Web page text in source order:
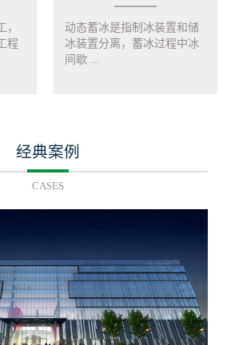
，
程
动态蓄冰是指制冰装置和储
冰装置分离，蓄冰过程中冰
间歇 ...
经典案例
CASES